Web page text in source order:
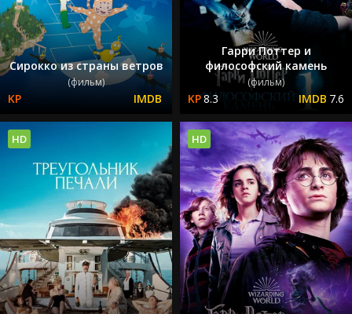
Сирокко из страны ветров
(фильм)
Гарри Поттер и
философский камень
(фильм)
8.3 7.6
HD HD